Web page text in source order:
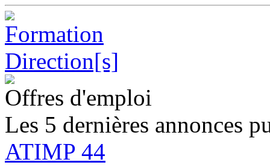
Offres d'emploi
Les 5 dernières annonces
ATIMP 44